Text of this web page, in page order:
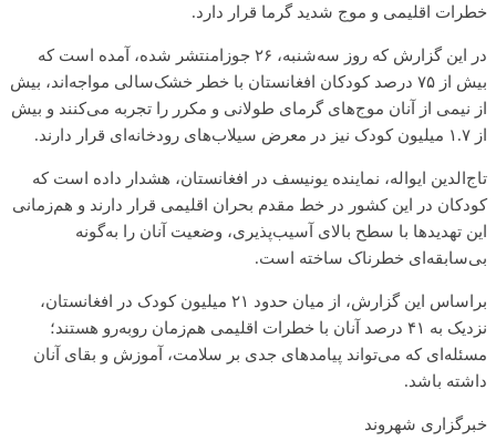
خطرات اقلیمی و موج شدید گرما قرار دارد.
در این گزارش که روز سه‌شنبه، ۲۶ جوزامنتشر شده، آمده است که
بیش از ۷۵ درصد کودکان افغانستان با خطر خشک‌سالی مواجه‌اند، بیش
از نیمی از آنان موج‌های گرمای طولانی و مکرر را تجربه می‌کنند و بیش
از ۱.۷ میلیون کودک نیز در معرض سیلاب‌های رودخانه‌ای قرار دارند.
تاج‌الدین ایواله، نماینده یونیسف در افغانستان، هشدار داده است که
کودکان در این کشور در خط مقدم بحران اقلیمی قرار دارند و هم‌زمانی
این تهدیدها با سطح بالای آسیب‌پذیری، وضعیت آنان را به‌گونه
بی‌سابقه‌ای خطرناک ساخته است.
براساس این گزارش، از میان حدود ۲۱ میلیون کودک در افغانستان،
نزدیک به ۴۱ درصد آنان با خطرات اقلیمی هم‌زمان روبه‌رو هستند؛
مسئله‌ای که می‌تواند پیامدهای جدی بر سلامت، آموزش و بقای آنان
داشته باشد.
خبرگزاری شهروند